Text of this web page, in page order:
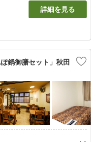
詳細を見る
鍋御膳セット」秋田